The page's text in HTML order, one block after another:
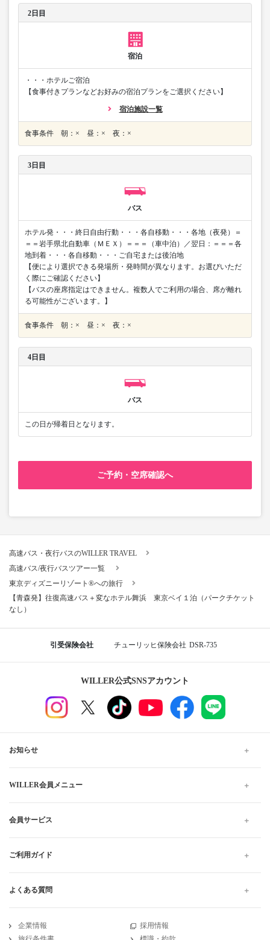
2日目
宿泊
・・・ホテルご宿泊
【食事付きプランなどお好みの宿泊プランをご選択ください】
宿泊施設一覧
食事条件 朝：× 昼：× 夜：×
3日目
バス
ホテル発・・・終日自由行動・・・各自移動・・・各地（夜発）＝
＝＝岩手県北自動車（ＭＥＸ）＝＝＝（車中泊）／翌日：＝＝＝各
地到着・・・各自移動・・・ご自宅または後泊地
【便により選択できる発場所・発時間が異なります。お選びいただ
く際にご確認ください】
【バスの座席指定はできません。複数人でご利用の場合、席が離れ
る可能性がございます。】
食事条件 朝：× 昼：× 夜：×
4日目
バス
この日が帰着日となります。
ご予約・空席確認へ
高速バス・夜行バスのWILLER TRAVEL
高速バス/夜行バスツアー一覧
東京ディズニーリゾート®への旅行
【青森発】往復高速バス＋変なホテル舞浜 東京ベイ１泊（パークチケット
なし）
引受保険会社 チューリッヒ保険会社 DSR-735
WILLER公式SNSアカウント
お知らせ
WILLER会員メニュー
会員サービス
ご利用ガイド
よくある質問
企業情報
採用情報